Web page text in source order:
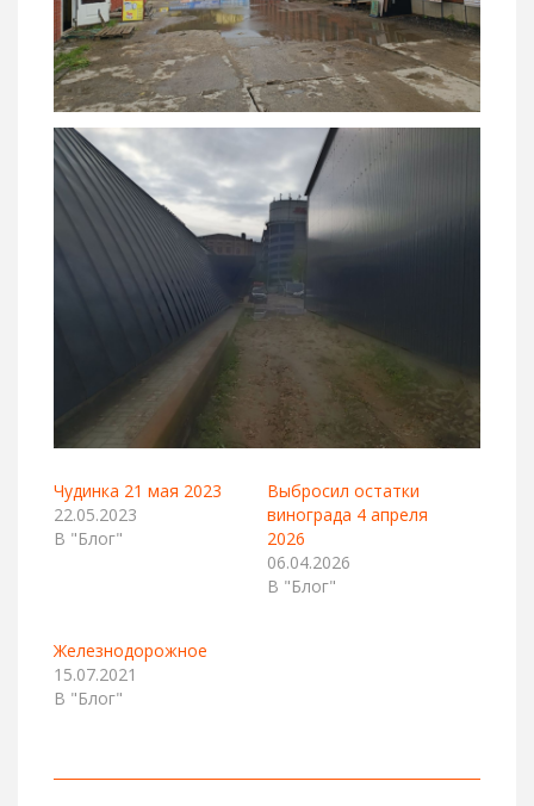
Чудинка 21 мая 2023
22.05.2023
В "Блог"
Выбросил остатки
винограда 4 апреля
2026
06.04.2026
В "Блог"
Железнодорожное
15.07.2021
В "Блог"